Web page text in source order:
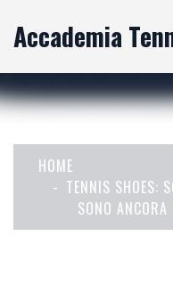
Accademia
HOME
TENNIS SHOES:
SONO